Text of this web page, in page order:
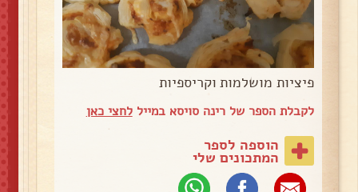
פיציות מושלמות וקריספיות
לקבלת הספר של רינה סויסא במייללחצי כאן
הוספה לספר
המתכונים שלי